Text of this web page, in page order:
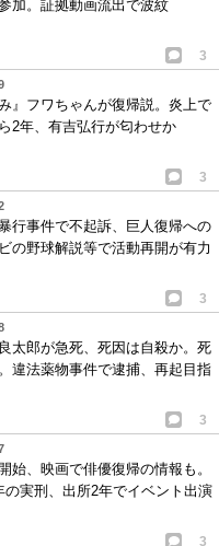
加。証拠動画流出で波紋
3
』フワちゃんが復帰説。炎上で
2年、有吉弘行が匂わせか
3
行事件で不起訴、巨人復帰への
の野球解説等で活動再開が有力
3
太郎が急死、死因は自殺か。死
違法薬物事件で逮捕、再起目指
3
始、映画で俳優復帰の情報も。
実刑、出所2年でイベント出演
3